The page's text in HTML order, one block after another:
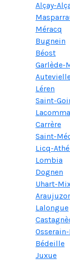
Alçay-
Méracq
Bugnein
Béost
Garlède-
Léren
Saint-
Carrère
Saint-
Licq-
Lombia
Dognen
Uhart-
Lalongue
Bédeille
Juxue